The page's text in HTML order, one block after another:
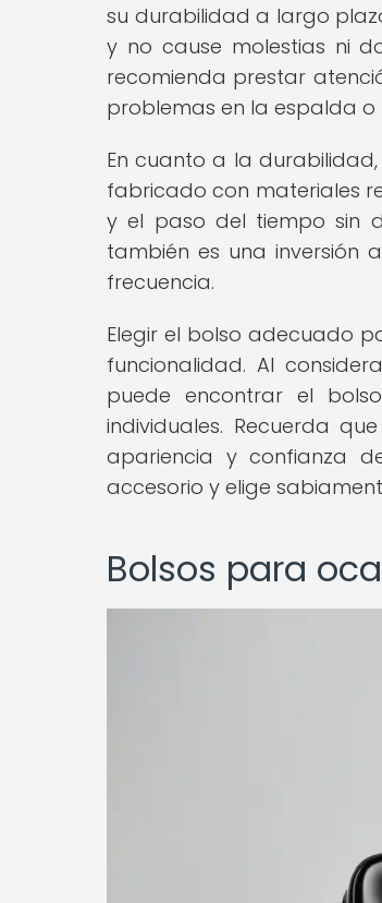
su durabilidad a largo
y no cause molestias ni
recomienda prestar
problemas en la espalda o
En cuanto a la
fabricado con materiales
y el paso del tiempo sin
también es una inversión
frecuencia.
Elegir el bolso adecuado
funcionalidad. Al
puede encontrar el
individuales. Recuerda
apariencia y confianza
accesorio y elige
Bolsos para